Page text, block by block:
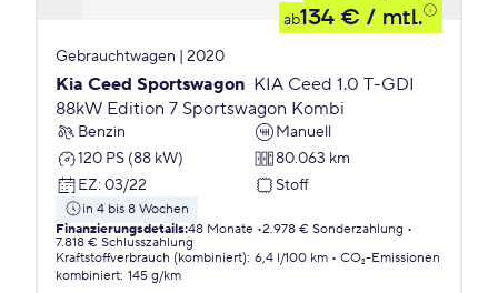
ab134 € / mtl.
Gebrauchtwagen | 2020
Kia Ceed Sportswagon KIA Ceed 1.0 T-GDI
88kW Edition 7 Sportswagon Kombi
Benzin
Manuell
120 PS (88 kW)
80.063 km
EZ: 03/22 Stoff
in 4 bis 8 Wochen
Finanzierungsdetails:48 Monate 2.978 € Sonderzahlung
7.818 € Schlusszahlung
Kraftstoffverbrauch (kombiniert): 6,4 l/100 km
CO₂-Emissionen
kombiniert: 145 g/km